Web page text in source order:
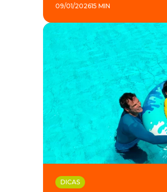
09/01/202615 MIN
DICAS